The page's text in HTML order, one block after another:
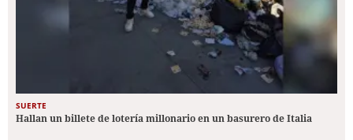
SUERTE
Hallan un billete de lotería millonario en un basurero de Italia